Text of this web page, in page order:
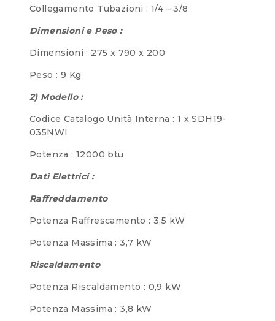
Collegamento Tubazioni : 1/4 – 3/8
Dimensioni e Peso :
Dimensioni : 275 x 790 x 200
Peso : 9 Kg
2) Modello :
Codice Catalogo Unità Interna : 1 x SDH19-
035NWI
Potenza : 12000 btu
Dati Elettrici :
Raffreddamento
Potenza Raffrescamento : 3,5 kW
Potenza Massima : 3,7 kW
Riscaldamento
Potenza Riscaldamento : 0,9 kW
Potenza Massima : 3,8 kW